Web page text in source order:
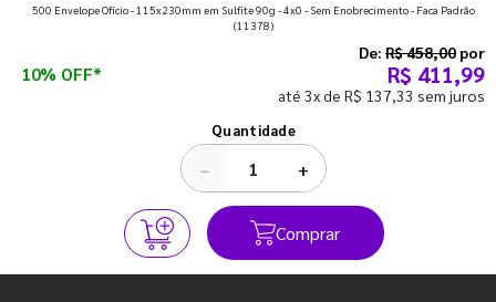
que fazem toda diferença para começar o segundo
500 Envelope Ofício - 115x230mm em Sulfite 90g - 4x0 - Sem Enobrecimento - Faca Padrão
(11378)
10% OFF*
De: R$ 458,00 por
R$ 411,99
até 3x de R$ 137,33 sem juros
Quantidade
− +
Comprar